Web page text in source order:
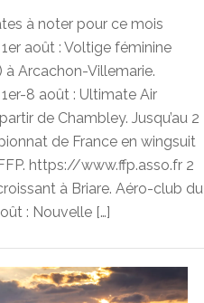
à noter pour ce mois
1er août : Voltige féminine
à Arcachon-Villemarie.
1er-8 août : Ultimate Air
de Chambley. Jusqu’au 2
de France en wingsuit
https://www.ffp.asso.fr 2
à Briare. Aéro-club du
: Nouvelle […]